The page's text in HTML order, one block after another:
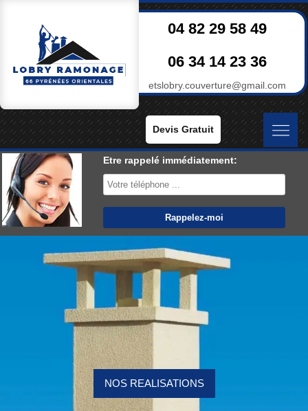
04 82 29 58 49
06 34 14 23 36
etslobry.couverture@gmail.com
Devis Gratuit
Etre rappelé immédiatement:
NOS REALISATIONS